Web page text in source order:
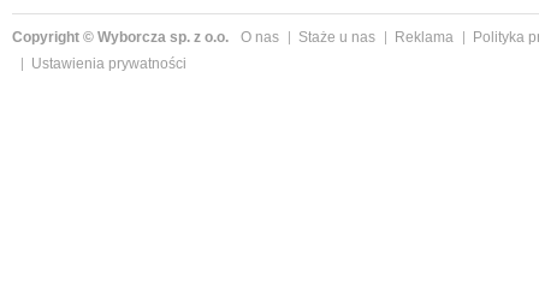
Copyright © Wyborcza sp. z o.o. O nas Staże u nas Reklama
Polityka
Ustawienia prywatności